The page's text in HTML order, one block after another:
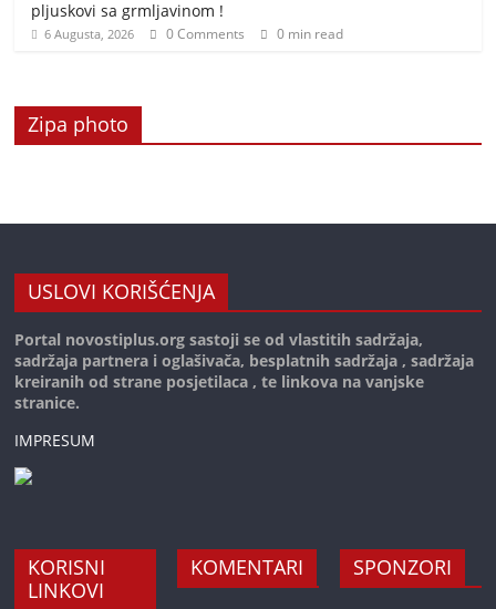
pljuskovi sa grmljavinom !
6 Augusta, 2026 0 Comments 0 min read
Zipa photo
USLOVI KORIŠĆENJA
Portal novostiplus.org sastoji se od vlastitih sadržaja,
sadržaja partnera i oglašivača, besplatnih sadržaja , sadržaja
kreiranih od strane posjetilaca , te linkova na vanjske
stranice.
IMPRESUM
KORISNI
LINKOVI
KOMENTARI SPONZORI